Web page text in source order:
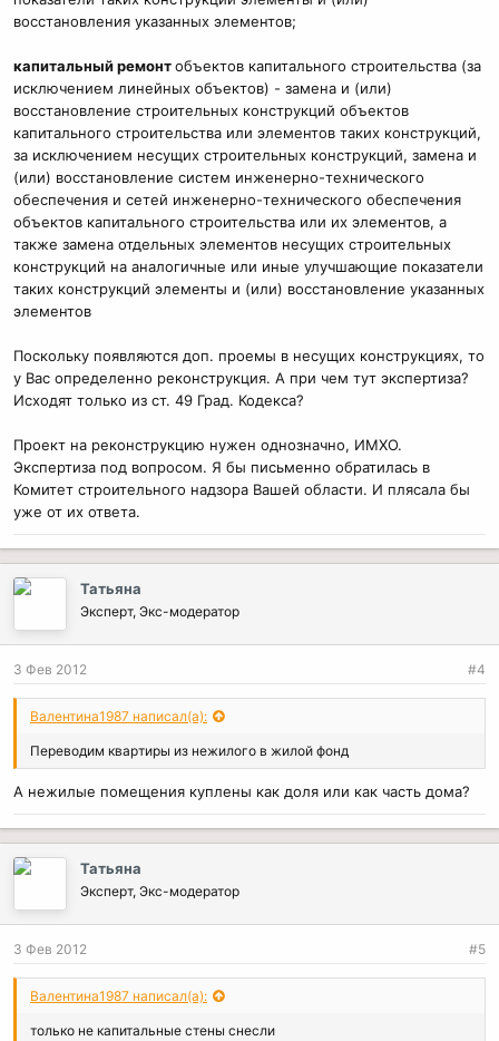
восстановления указанных элементов;
капитальный ремонтобъектов капитального строительства (за
исключением линейных объектов) - замена и (или)
восстановление строительных конструкций объектов
капитального строительства или элементов таких конструкций,
за исключением несущих строительных конструкций, замена и
(или) восстановление систем инженерно-технического
обеспечения и сетей инженерно-технического обеспечения
объектов капитального строительства или их элементов, а
также замена отдельных элементов несущих строительных
конструкций на аналогичные или иные улучшающие показатели
таких конструкций элементы и (или) восстановление указанных
элементов
Поскольку появляются доп. проемы в несущих конструкциях, то
у Вас определенно реконструкция. А при чем тут экспертиза?
Исходят только из ст. 49 Град. Кодекса?
Проект на реконструкцию нужен однозначно, ИМХО.
Экспертиза под вопросом. Я бы письменно обратилась в
Комитет строительного надзора Вашей области. И плясала бы
уже от их ответа.
Татьяна
Эксперт, Экс-модератор
3 Фев 2012 #4
Валентина1987 написал(а):
Переводим квартиры из нежилого в жилой фонд
А нежилые помещения куплены как доля или как часть дома?
Татьяна
Эксперт, Экс-модератор
3 Фев 2012 #5
Валентина1987 написал(а):
только не капитальные стены снесли